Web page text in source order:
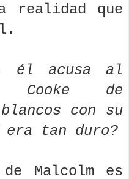
realidad que
él acusa al
Cooke de
con su
era tan duro?
Malcolm es